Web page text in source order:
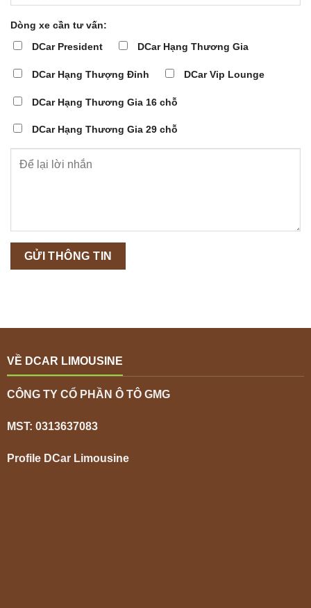
Dòng xe cần tư vấn:
DCar President
DCar Hạng Thương Gia
DCar Hạng Thượng Đỉnh DCar Vip Lounge
DCar Hạng Thương Gia 16 chỗ
DCar Hạng Thương Gia 29 chỗ
VỀ DCAR LIMOUSINE
CÔNG TY CỔ PHẦN Ô TÔ GMG
MST: 0313637083
Profile DCar Limousine